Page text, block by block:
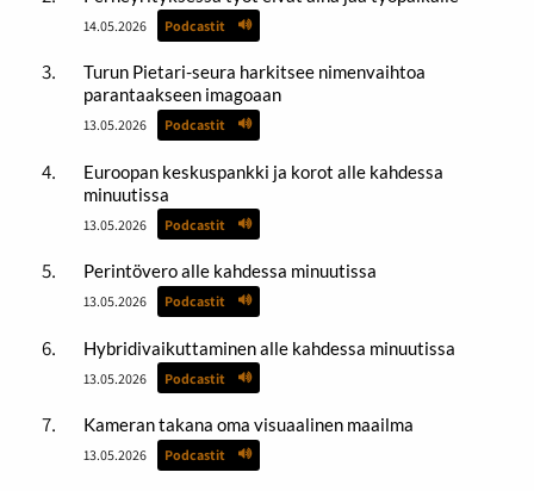
14.05.2026 Podcastit
Turun Pietari-seura harkitsee nimenvaihtoa
parantaakseen imagoaan
13.05.2026 Podcastit
Euroopan keskuspankki ja korot alle kahdessa
minuutissa
13.05.2026 Podcastit
Perintövero alle kahdessa minuutissa
13.05.2026 Podcastit
Hybridivaikuttaminen alle kahdessa minuutissa
13.05.2026 Podcastit
Kameran takana oma visuaalinen maailma
13.05.2026 Podcastit